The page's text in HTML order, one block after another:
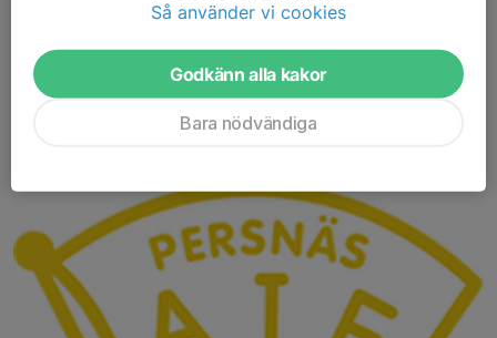
Läs mer
Så använder vi cookies
Godkänn alla kakor
Bara nödvändiga